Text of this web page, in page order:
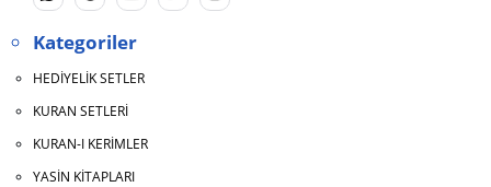
Kategoriler
HEDİYELİK SETLER
KURAN SETLERİ
KURAN-I KERİMLER
YASİN KİTAPLARI